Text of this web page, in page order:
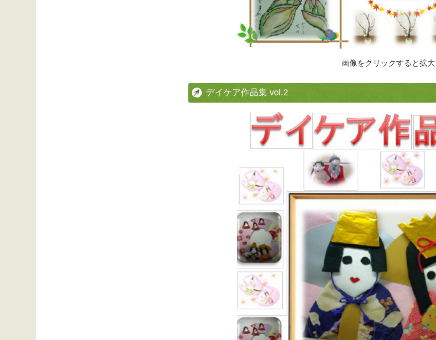
画像をクリックすると拡
デイケア作品集 vol.2